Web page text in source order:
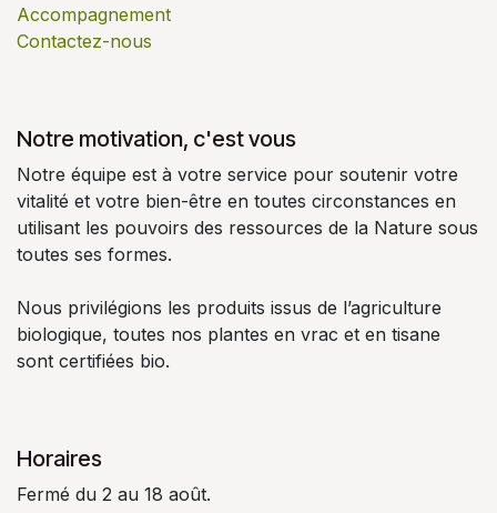
Accompagnement
Contactez-nous
Notre motivation, c'est vous
Notre équipe est à votre service pour soutenir votre
vitalité et votre bien-être en toutes circonstances en
utilisant les pouvoirs des ressources de la Nature sous
toutes ses formes.
Nous privilégions les produits issus de l’agriculture
biologique, toutes nos plantes en vrac et en tisane
sont certifiées bio.
Horaires
Fermé du 2 au 18 août.